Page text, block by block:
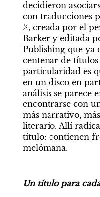
decidieron
con traducciones
⅓, creada por el
Barker y editada
Publishing que ya
centenar de títulos
particularidad es
en un disco en
análisis se parece
encontrarse con
más narrativo,
literario. Allí
título: contienen
melómana.
Un título para